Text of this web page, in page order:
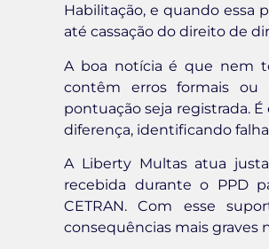
Habilitação, e quando essa
até cassação do direito de
A boa notícia é que nem
contêm erros formais ou
pontuação seja registrada.
diferença, identificando
A Liberty Multas atua
recebida durante o PPD
CETRAN. Com esse
consequências mais graves